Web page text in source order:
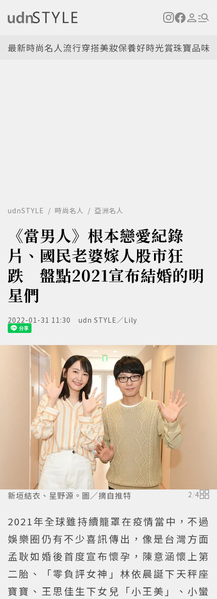
最新時尚名人流行穿搭美妝保養好時光賞珠寶品味
udnSTYLE 時尚名人 亞洲名人
《當男人》根本戀愛紀錄
片、國民老婆嫁人股市狂
跌 盤點2021宣布結婚的明
星們
2022-01-31 11:30 udn STYLE／Lily
新垣結衣、星野源。圖／摘自推特 2/4
2021年全球雖持續籠罩在疫情當中，不過
娛樂圈仍有不少喜訊傳出，像是台灣方面
孟耿如婚後首度宣布懷孕，陳意涵懷上第
二胎、「零負評女神」林依晨誕下天秤座
寶寶、王思佳生下女兒「小王美」、小蠻